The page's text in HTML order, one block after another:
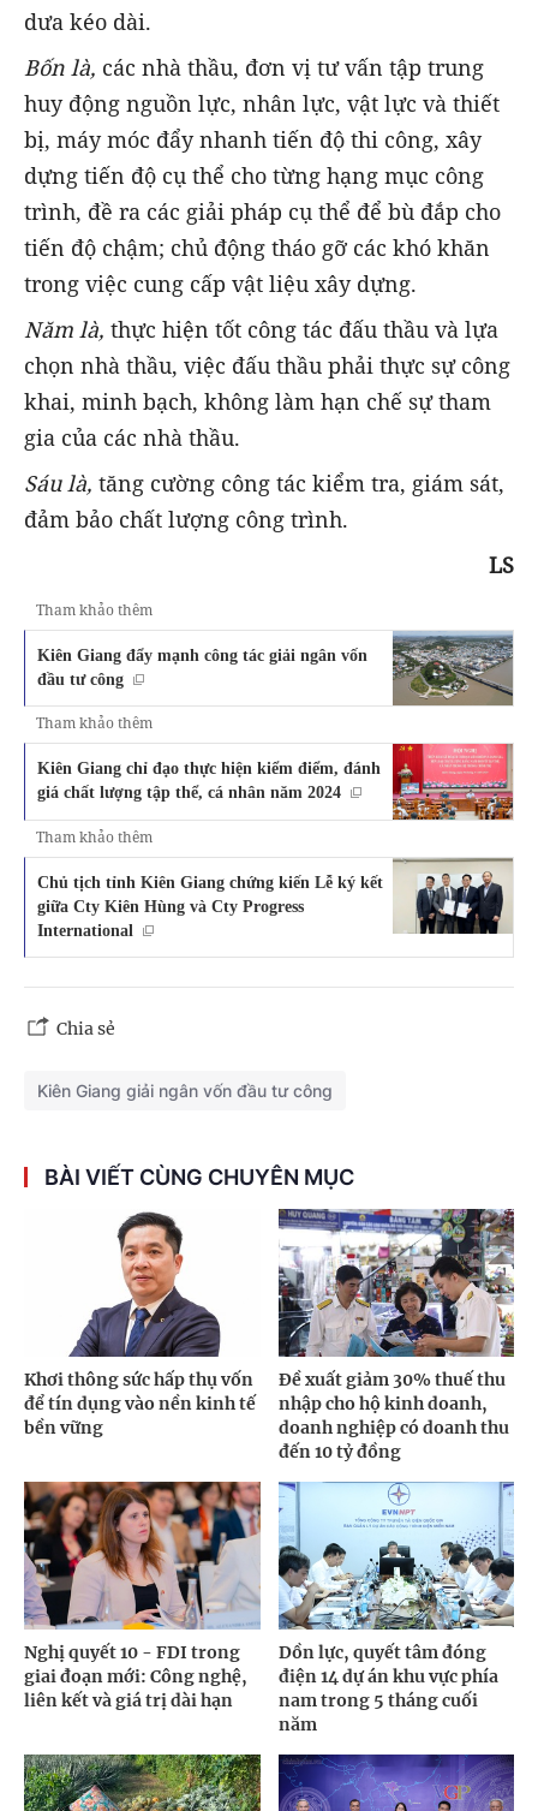
dưa kéo dài.
Bốn là, các nhà thầu, đơn vị tư vấn tập trung
huy động nguồn lực, nhân lực, vật lực và thiết
bị, máy móc đẩy nhanh tiến độ thi công, xây
dựng tiến độ cụ thể cho từng hạng mục công
trình, đề ra các giải pháp cụ thể để bù đắp cho
tiến độ chậm; chủ động tháo gỡ các khó khăn
trong việc cung cấp vật liệu xây dựng.
Năm là, thực hiện tốt công tác đấu thầu và lựa
chọn nhà thầu, việc đấu thầu phải thực sự công
khai, minh bạch, không làm hạn chế sự tham
gia của các nhà thầu.
Sáu là, tăng cường công tác kiểm tra, giám sát,
đảm bảo chất lượng công trình.
LS
Tham khảo thêm
Kiên Giang đẩy mạnh công tác giải ngân vốn
đầu tư công
Tham khảo thêm
Kiên Giang chỉ đạo thực hiện kiểm điểm, đánh
giá chất lượng tập thể, cá nhân năm 2024
Tham khảo thêm
Chủ tịch tỉnh Kiên Giang chứng kiến Lễ ký kết
giữa Cty Kiên Hùng và Cty Progress
International
Chia sẻ
Kiên Giang giải ngân vốn đầu tư công
BÀI VIẾT CÙNG CHUYÊN MỤC
Khơi thông sức hấp thụ vốn
để tín dụng vào nền kinh tế
bền vững
Đề xuất giảm 30% thuế thu
nhập cho hộ kinh doanh,
doanh nghiệp có doanh thu
đến 10 tỷ đồng
Nghị quyết 10 - FDI trong
giai đoạn mới: Công nghệ,
liên kết và giá trị dài hạn
Dồn lực, quyết tâm đóng
điện 14 dự án khu vực phía
nam trong 5 tháng cuối
năm